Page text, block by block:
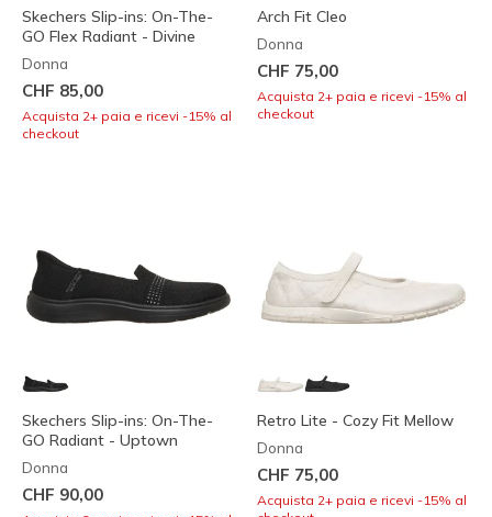
Skechers Slip-ins: On-The-
GO Flex Radiant - Divine
Donna
CHF 85,00
Acquista 2+ paia e ricevi -15% al
checkout
Arch Fit Cleo
Donna
CHF 75,00
Acquista 2+ paia e ricevi -15% al
checkout
Skechers Slip-ins: On-The-
GO Radiant - Uptown
Donna
CHF 90,00
Retro Lite - Cozy Fit Mellow
Donna
CHF 75,00
Acquista 2+ paia e ricevi -15% al